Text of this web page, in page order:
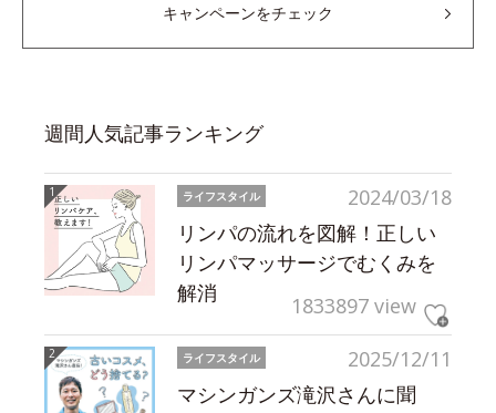
キャンペーンをチェック
週間人気記事ランキング
2024/03/18
ライフスタイル
リンパの流れを図解！正しい
リンパマッサージでむくみを
解消
1833897 view
2025/12/11
ライフスタイル
マシンガンズ滝沢さんに聞